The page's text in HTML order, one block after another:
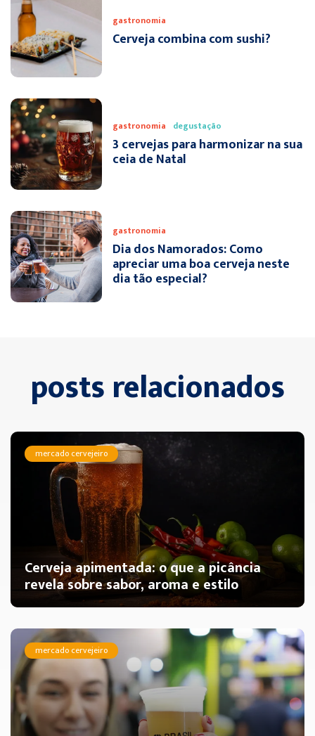
gastronomia
Cerveja combina com sushi?
gastronomia degustação
3 cervejas para harmonizar na sua
ceia de Natal
gastronomia
Dia dos Namorados: Como
apreciar uma boa cerveja neste
dia tão especial?
posts relacionados
mercado cervejeiro
Cerveja apimentada: o que a picância
revela sobre sabor, aroma e estilo
mercado cervejeiro